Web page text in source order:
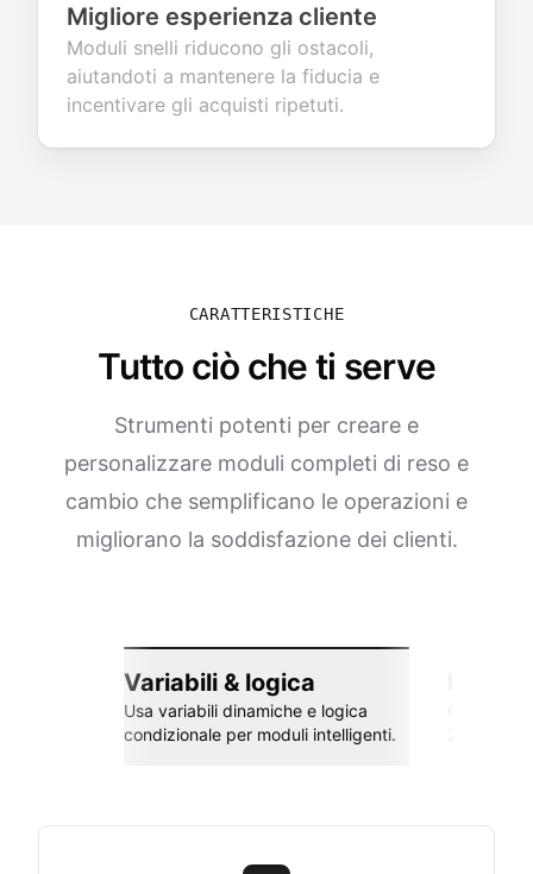
Migliore esperienza cliente
Moduli snelli riducono gli ostacoli,
aiutandoti a mantenere la fiducia e
incentivare gli acquisti ripetuti.
CARATTERISTICHE
Tutto ciò che ti serve
Strumenti potenti per creare e
personalizzare moduli completi di reso e
cambio che semplificano le operazioni e
migliorano la soddisfazione dei clienti.
Variabili & logica
Usa variabili dinamiche e logica
condizionale per moduli intelligenti.